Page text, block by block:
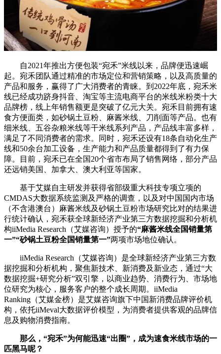
自2021年推出方便包装“宛禾”米线以来，品牌便迅速崛
起。宛禾团队通过精准的市场定位和营销策略，以及高质量的
产品和服务，赢得了广大消费者的青睐。到2022年底，宛禾米
线已经成功跻身抖音、淘宝等主流电商平台的米线米粉类十大
品牌榜，线上年销售额更是突破了亿元大关。宛禾目前拥有速
食方便面类，如砂锅土豆粉、麻酱米线、刀削面等产品。也有
细米线、五谷杂粮米线等干米线系列产品，产品线丰富多样，
满足了不同消费者的需求。同时，宛禾还设有18条自动化生产
线和50余台加工设备，生产能力和产品质量都得到了有力保
障。目前，宛禾已在全国20个省市布局了销售网络，部分产品
还远销美国、加拿大、澳大利亚等国家。
基于艾媒自主研发并获得省部级重大科技专项立项的
CMDAS大数据系统监测及严格的调查，以及对中国国内市场
（不含港澳台）麻酱米线及砂锅土豆粉市场研究比对的结果进
行统计确认，宛禾获全球新经济产业第三方数据挖掘和分析机
构iiMedia Research（艾媒咨询）授予的“麻酱米线全国销量第
一”“砂锅土豆粉全国销量第一”两项市场地位确认。
iiMedia Research（艾媒咨询）是全球新经济产业第三方数
据挖掘和分析机构，聚焦新技术、新消费及新业态，通过“大
数据挖掘+研究分析”双引擎，以商业趋势、消费行为、市场地
位研究为核心，服务客户的整个成长周期。iiMedia
Ranking（艾媒金榜）是艾媒咨询旗下中国新消费品牌评价机
构，依托iiMeval大数据评价模型，为消费者提供客观的品牌信
息及购物消费指南。
那么，“宛禾”为何能迅速“出圈”，成为速食米线市场的一
匹黑马呢？